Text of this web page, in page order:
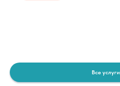
Все услуги